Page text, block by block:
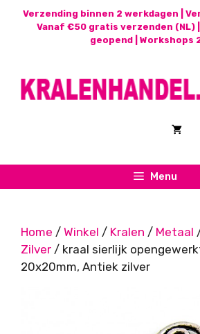
Verzending binnen 2 werkdagen |
Vanaf €50 gratis verzenden (NL)
geopend | Workshops
Menu
Home / Winkel / Kralen / Metaal
Zilver / kraal sierlijk
20x20mm, Antiek zilver